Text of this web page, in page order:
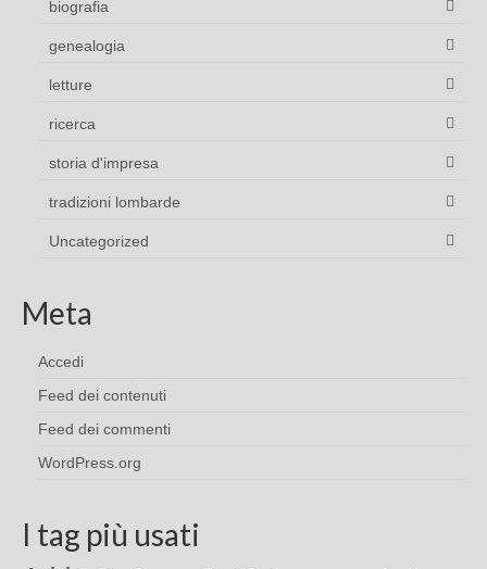
biografia
genealogia
letture
ricerca
storia d'impresa
tradizioni lombarde
Uncategorized
Meta
Accedi
Feed dei contenuti
Feed dei commenti
WordPress.org
I tag più usati